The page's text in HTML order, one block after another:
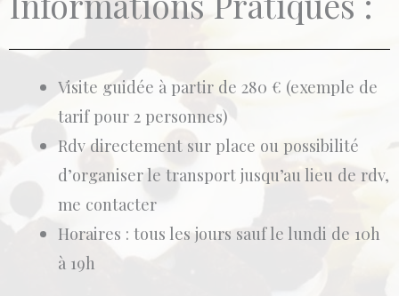
Visite guidée à partir de 280 € (exemple de
tarif pour 2 personnes)
Rdv directement sur place ou possibilité
d’organiser le transport jusqu’au lieu de rdv,
me contacter
Horaires : tous les jours sauf le lundi de 10h
à 19h